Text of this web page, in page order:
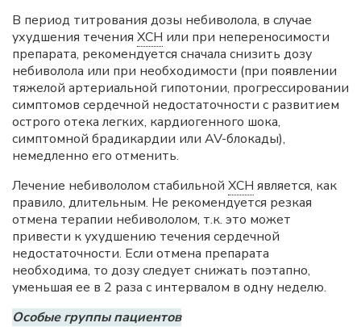
В период титрования дозы небиволола, в случае
ухудшения течения ХСН или при непереносимости
препарата, рекомендуется сначала снизить дозу
небиволола или при необходимости (при появлении
тяжелой артериальной гипотонии, прогрессировании
симптомов сердечной недостаточности с развитием
острого отека легких, кардиогенного шока,
симптомной брадикардии или AV-блокады),
немедленно его отменить.
Лечение небивололом стабильной ХСН является, как
правило, длительным. Не рекомендуется резкая
отмена терапии небивололом, т.к. это может
привести к ухудшению течения сердечной
недостаточности. Если отмена препарата
необходима, то дозу следует снижать поэтапно,
уменьшая ее в 2 раза с интервалом в одну неделю.
Особые группы пациентов